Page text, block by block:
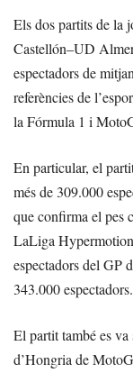
Els dos partits de la
Castellón–UD
espectadors de
referències de
la Fórmula 1 i
En particular, el
més de 309.000
que confirma el pes
LaLiga
espectadors del GP
343.000 espectadors.
El partit també es
d’Hongria de